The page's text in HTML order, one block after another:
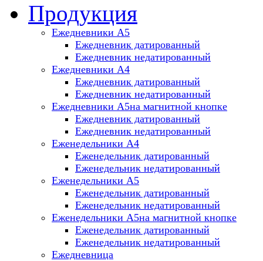
Продукция
Ежедневники А5
Ежедневник датированный
Ежедневник недатированный
Ежедневники A4
Ежедневник датированный
Ежедневник недатированный
Ежедневники А5на магнитной кнопке
Ежедневник датированный
Ежедневник недатированный
Еженедельники А4
Еженедельник датированный
Еженедельник недатированный
Еженедельники A5
Еженедельник датированный
Еженедельник недатированный
Еженедельники A5на магнитной кнопке
Еженедельник датированный
Еженедельник недатированный
Ежедневница